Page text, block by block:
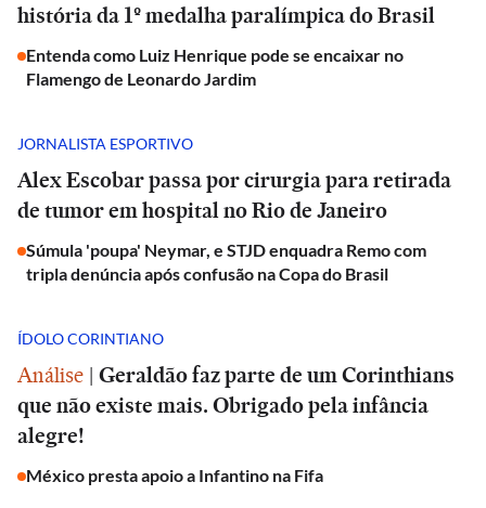
história da 1º medalha paralímpica do Brasil
Entenda como Luiz Henrique pode se encaixar no
Flamengo de Leonardo Jardim
JORNALISTA ESPORTIVO
Alex Escobar passa por cirurgia para retirada
de tumor em hospital no Rio de Janeiro
Súmula 'poupa' Neymar, e STJD enquadra Remo com
tripla denúncia após confusão na Copa do Brasil
ÍDOLO CORINTIANO
Análise | Geraldão faz parte de um Corinthians
que não existe mais. Obrigado pela infância
alegre!
México presta apoio a Infantino na Fifa